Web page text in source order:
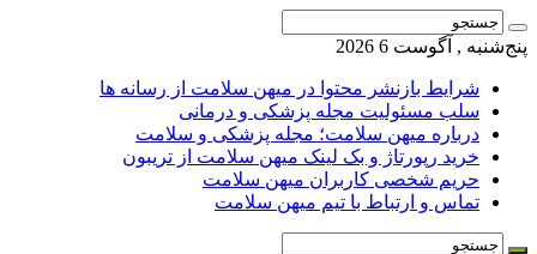
پنج‌شنبه , آگوست 6 2026
شرایط بازنشر محتوا در میهن سلامت از رسانه ها
سلب مسئولیت مجله پزشکی و درمانی
درباره میهن سلامت؛ مجله پزشکی و سلامت
خرید رپورتاژ و بک لینک میهن سلامت از تریبون
حریم شخصی کاربران میهن سلامت
تماس و ارتباط با تیم میهن سلامت